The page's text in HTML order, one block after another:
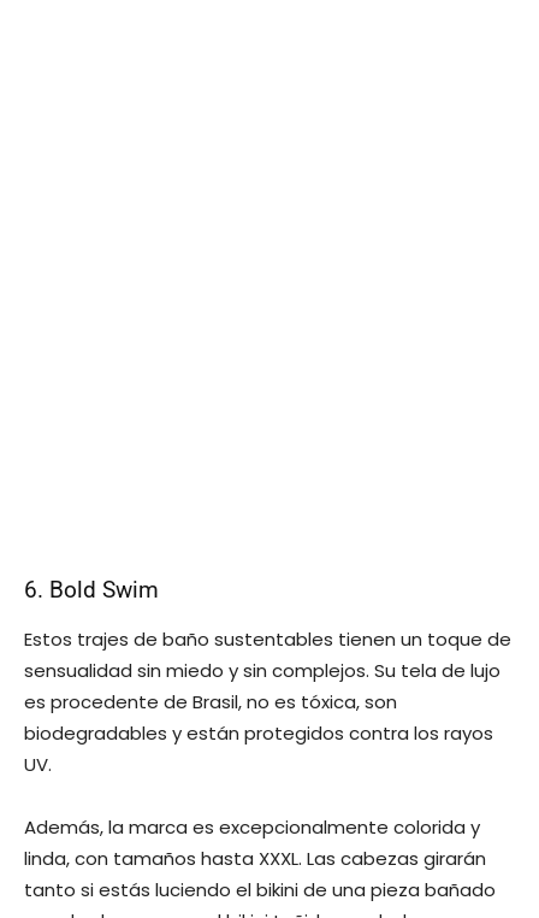
6. Bold Swim
Estos trajes de baño sustentables tienen un toque de
sensualidad sin miedo y sin complejos. Su tela de lujo
es procedente de Brasil, no es tóxica, son
biodegradables y están protegidos contra los rayos
UV.
Además, la marca es excepcionalmente colorida y
linda, con tamaños hasta XXXL. Las cabezas girarán
tanto si estás luciendo el bikini de una pieza bañado